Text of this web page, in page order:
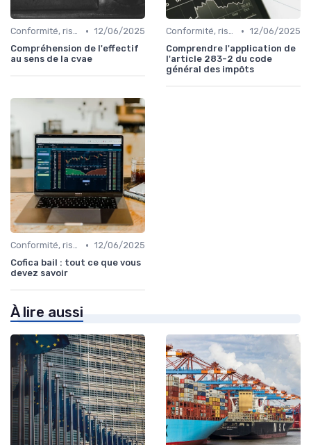
Conformité, risques & réglementation • 12/06/2025
Compréhension de l'effectif
au sens de la cvae
Conformité, risques & réglementation • 12/06/2025
Comprendre l'application de
l'article 283-2 du code
général des impôts
Conformité, risques & réglementation • 12/06/2025
Cofica bail : tout ce que vous
devez savoir
À lire aussi